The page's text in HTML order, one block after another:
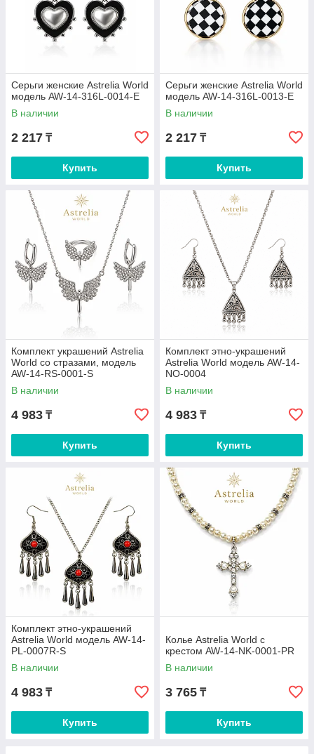
Серьги женские Astrelia World
модель AW-14-316L-0014-E
В наличии
2 217 ₸
Купить
Серьги женские Astrelia World
модель AW-14-316L-0013-E
В наличии
2 217 ₸
Купить
Комплект украшений Astrelia
World со стразами, модель
AW-14-RS-0001-S
В наличии
4 983 ₸
Купить
Комплект этно-украшений
Astrelia World модель AW-14-
NO-0004
В наличии
4 983 ₸
Купить
Комплект этно-украшений
Astrelia World модель AW-14-
PL-0007R-S
В наличии
4 983 ₸
Купить
Колье Astrelia World с
крестом AW-14-NK-0001-PR
В наличии
3 765 ₸
Купить